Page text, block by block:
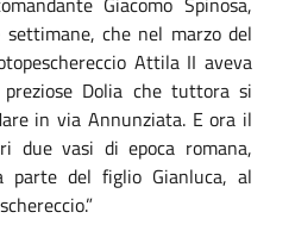
settimane, che nel marzo del
Attila II aveva
Dolia che tuttora si
in via Annunziata. E ora il
due vasi di epoca romana,
parte del figlio Gianluca, al